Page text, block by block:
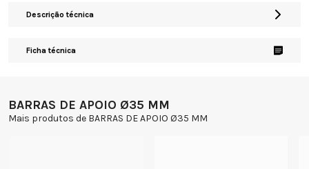
Descrição técnica
Ficha técnica
BARRAS DE APOIO Ø35 MM
Mais produtos de BARRAS DE APOIO Ø35 MM